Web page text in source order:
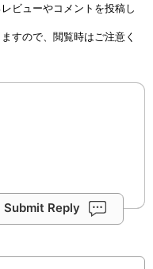
ビューやコメントを投稿し
すので、閲覧時はご注意く
Submit Reply